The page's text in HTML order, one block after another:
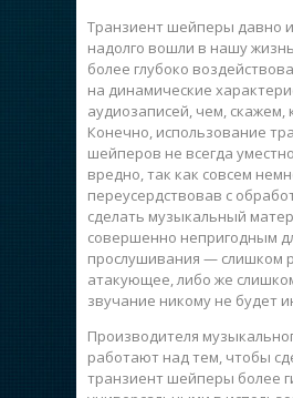
Транзиент шейперы давно
надолго вошли в нашу
более глубоко
на динамические
аудиозаписей, чем, скажем,
Конечно, использование
шейперов не всегда
вредно, так как совсем
переусердствовав с
сделать музыкальный
совершенно непригодным
прослушивания — слишком
атакующее, либо же
звучание никому не будет
Производителя
работают над тем, чтобы
транзиент шейперы более